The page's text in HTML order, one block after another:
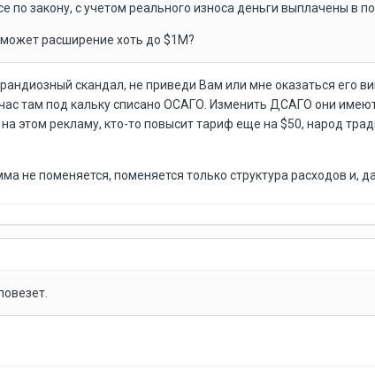
по закону, с учетом реального износа деньги выплачены в
расширение хоть до $1М?
скандал, не приведи Вам или мне оказаться его
там под кальку списано ОСАГО. Изменить ДСАГО они
этом рекламу, кто-то повысит тариф еще на $50, народ
не поменяется, поменяется только структура расходов и,